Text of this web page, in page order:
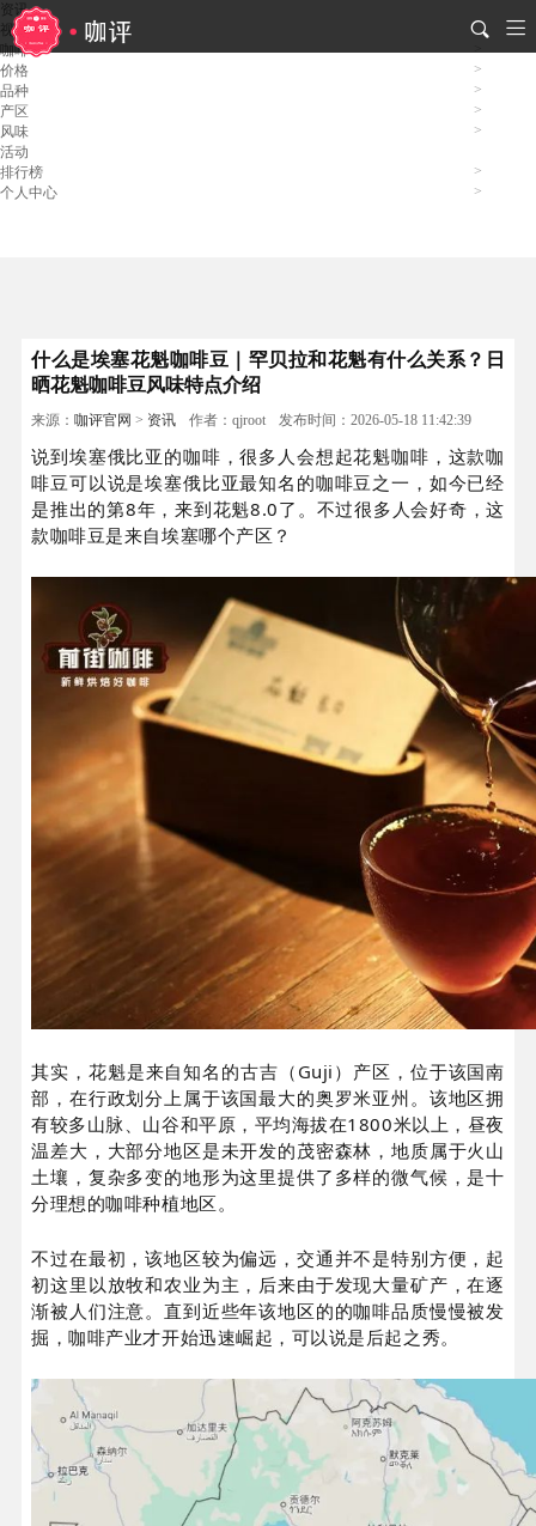
资讯
视频
咖啡
价格
品种
产区
风味
活动
排行榜
个人中心
什么是埃塞花魁咖啡豆｜罕贝拉和花魁有什么关系？日
晒花魁咖啡豆风味特点介绍
来源：咖评官网 > 资讯 作者：qjroot 发布时间：2026-05-18 11:42:39
说到埃塞俄比亚的咖啡，很多人会想起花魁咖啡，这款咖
啡豆可以说是埃塞俄比亚最知名的咖啡豆之一，如今已经
是推出的第8年，来到花魁8.0了。不过很多人会好奇，这
款咖啡豆是来自埃塞哪个产区？
其实，花魁是来自知名的古吉（Guji）产区，位于该国南
部，在行政划分上属于该国最大的奥罗米亚州。该地区拥
有较多山脉、山谷和平原，平均海拔在1800米以上，昼夜
温差大，大部分地区是未开发的茂密森林，地质属于火山
土壤，复杂多变的地形为这里提供了多样的微气候，是十
分理想的咖啡种植地区。
不过在最初，该地区较为偏远，交通并不是特别方便，起
初这里以放牧和农业为主，后来由于发现大量矿产，在逐
渐被人们注意。直到近些年该地区的的咖啡品质慢慢被发
掘，咖啡产业才开始迅速崛起，可以说是后起之秀。